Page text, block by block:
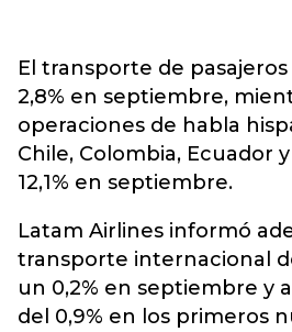
El transporte de
2,8% en septiembre,
operaciones de habla
Chile, Colombia, Ecuador
12,1% en septiembre.
Latam Airlines informó
transporte internacional
un 0,2% en septiembre y
del 0,9% en los primeros